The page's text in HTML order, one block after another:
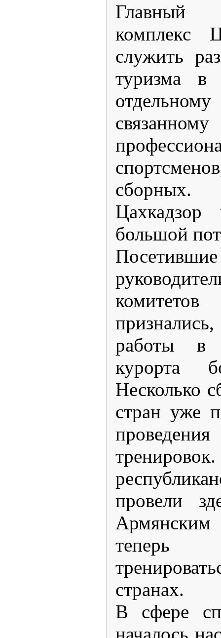
комплекс
служить
туризма
большой
работы в
курорта
Несколько
стран уже
провели
теперь
странах.
В сфере
началось